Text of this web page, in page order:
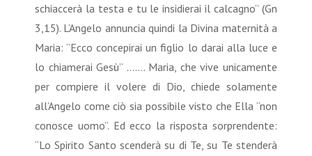
schiaccerà la testa e tu le insidierai il calcagno” (Gn
3,15). L’Angelo annuncia quindi la Divina maternità a
Maria: “Ecco concepirai un figlio lo darai alla luce e
lo chiamerai Gesù” ……. Maria, che vive unicamente
per compiere il volere di Dio, chiede solamente
all’Angelo come ciò sia possibile visto che Ella “non
conosce uomo”. Ed ecco la risposta sorprendente:
“Lo Spirito Santo scenderà su di Te, su Te stenderà